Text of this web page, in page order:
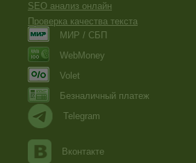
SEO анализ онлайн
Проверка качества текста
МИР / СБП
WebMoney
Volet
Безналичный платеж
Telegram
Вконтакте